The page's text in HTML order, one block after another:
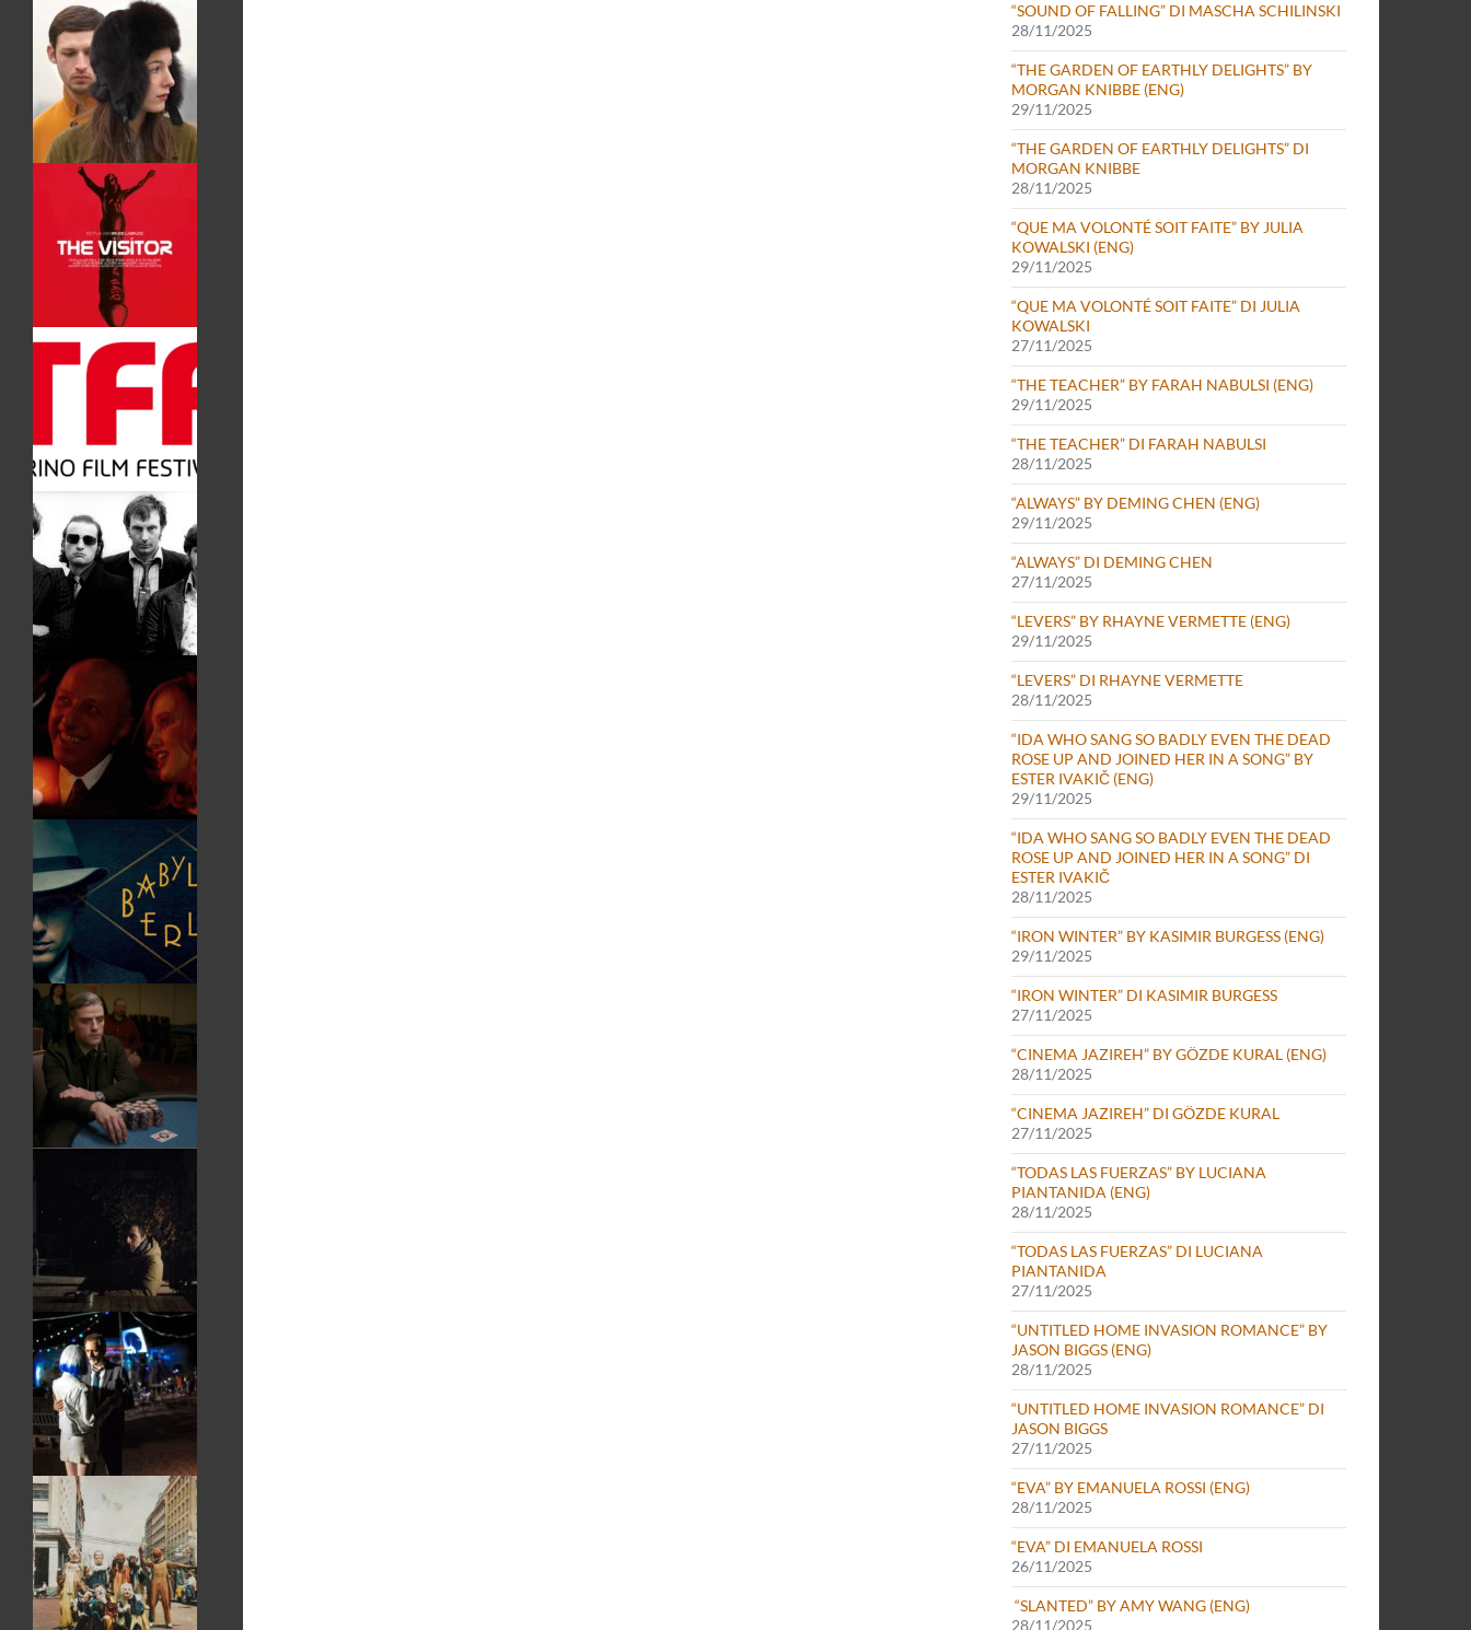
“SOUND OF FALLING” DI MASCHA SCHILINSKI
28/11/2025
“THE GARDEN OF EARTHLY DELIGHTS” BY
MORGAN KNIBBE (ENG)
29/11/2025
“THE GARDEN OF EARTHLY DELIGHTS” DI
MORGAN KNIBBE
28/11/2025
“QUE MA VOLONTÉ SOIT FAITE” BY JULIA
KOWALSKI (ENG)
29/11/2025
“QUE MA VOLONTÉ SOIT FAITE” DI JULIA
KOWALSKI
27/11/2025
“THE TEACHER” BY FARAH NABULSI (ENG)
29/11/2025
“THE TEACHER” DI FARAH NABULSI
28/11/2025
“ALWAYS” BY DEMING CHEN (ENG)
29/11/2025
“ALWAYS” DI DEMING CHEN
27/11/2025
“LEVERS” BY RHAYNE VERMETTE (ENG)
29/11/2025
“LEVERS” DI RHAYNE VERMETTE
28/11/2025
“IDA WHO SANG SO BADLY EVEN THE DEAD
ROSE UP AND JOINED HER IN A SONG” BY
ESTER IVAKIČ (ENG)
29/11/2025
“IDA WHO SANG SO BADLY EVEN THE DEAD
ROSE UP AND JOINED HER IN A SONG” DI
ESTER IVAKIČ
28/11/2025
“IRON WINTER” BY KASIMIR BURGESS (ENG)
29/11/2025
“IRON WINTER” DI KASIMIR BURGESS
27/11/2025
“CINEMA JAZIREH” BY GÖZDE KURAL (ENG)
28/11/2025
“CINEMA JAZIREH” DI GÖZDE KURAL
27/11/2025
“TODAS LAS FUERZAS” BY LUCIANA
PIANTANIDA (ENG)
28/11/2025
“TODAS LAS FUERZAS” DI LUCIANA
PIANTANIDA
27/11/2025
“UNTITLED HOME INVASION ROMANCE” BY
JASON BIGGS (ENG)
28/11/2025
“UNTITLED HOME INVASION ROMANCE” DI
JASON BIGGS
27/11/2025
“EVA” BY EMANUELA ROSSI (ENG)
28/11/2025
“EVA” DI EMANUELA ROSSI
26/11/2025
“SLANTED” BY AMY WANG (ENG)
28/11/2025